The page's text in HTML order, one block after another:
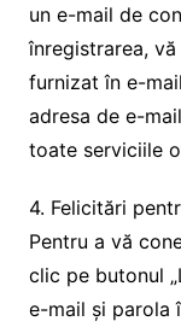
un e-mail de
înregistrarea,
furnizat în e-
adresa de e-
toate serviciile
4. Felicitări
Pentru a vă
clic pe butonul
e-mail și parola